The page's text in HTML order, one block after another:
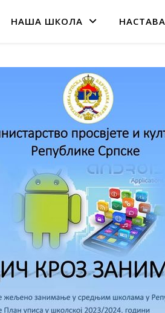
НАША ШКОЛА НАСТАВА